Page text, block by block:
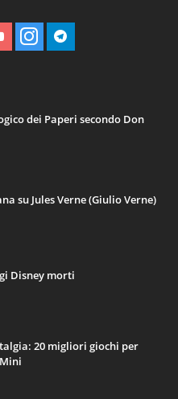
dei Paperi secondo Don
su Jules Verne (Giulio Verne)
Disney morti
20 migliori giochi per